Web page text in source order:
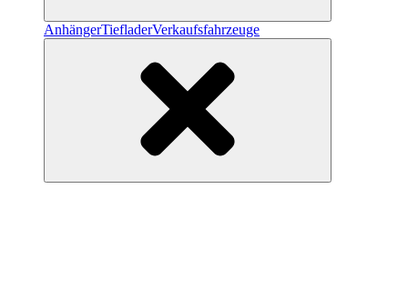
AnhängerTiefladerVerkaufsfahrzeuge